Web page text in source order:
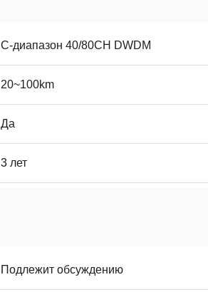
C-диапазон 40/80CH DWDM
20~100km
Да
3 лет
Подлежит обсуждению